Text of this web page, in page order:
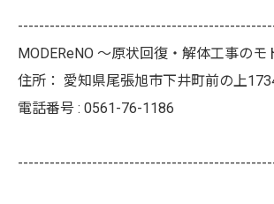
MODEReNO ～原状回復・解体工事のモ
住所： 愛知県尾張旭市下井町前の上
電話番号 : 0561-76-1186